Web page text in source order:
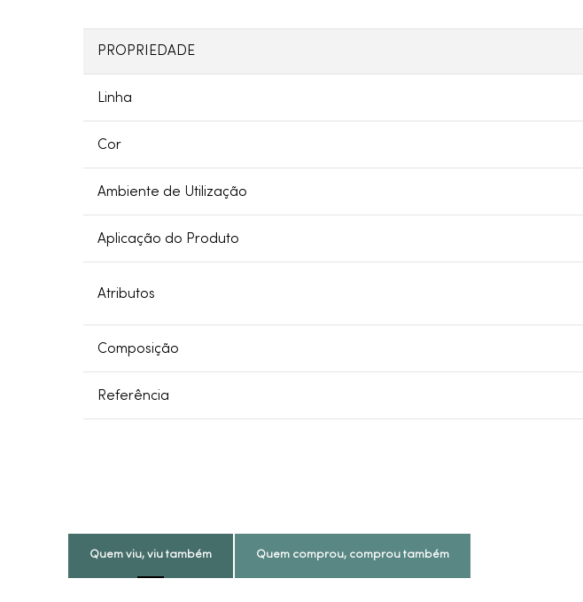
PROPRIEDADE
Linha
Cor
Ambiente de Utilização
Aplicação do Produto
Atributos
Composição
Referência
Quem viu, viu também Quem comprou, comprou também